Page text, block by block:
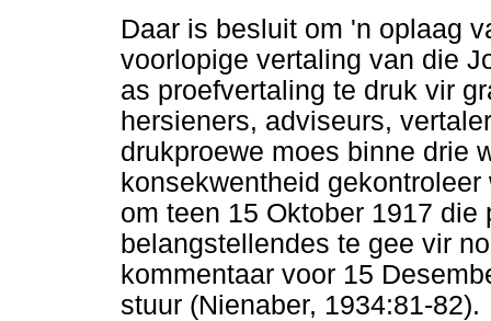
Daar is besluit om 'n oplaag
voorlopige vertaling van die
as proefvertaling te druk vir
hersieners, adviseurs,
drukproewe moes binne drie
konsekwentheid
om teen 15 Oktober 1917 die
belangstellendes te gee vir
kommentaar voor 15
stuur (Nienaber, 1934:81-82).